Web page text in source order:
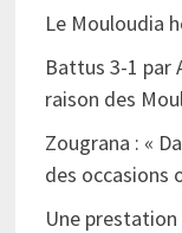
Le Mouloudia
Battus 3-1 par
raison des
Zougrana : «
des occasions
Une